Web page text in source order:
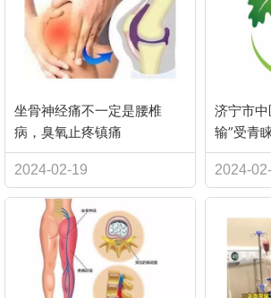
坐骨神经痛不一定是腰椎
病，臭氧止疼镇痛
2024-02-19
济宁市
输”受青
2024-